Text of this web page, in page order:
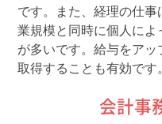
です。また、経理の仕
業規模と同時に個人に
が多いです。給与をア
取得することも有効です
会計事